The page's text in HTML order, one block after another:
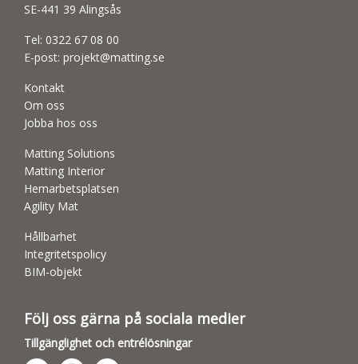
SE-441 39 Alingsås
Tel: 0322 67 08 00
E-post: projekt@matting.se
Kontakt
Om oss
Jobba hos oss
Matting Solutions
Matting Interior
Hemarbetsplatsen
Agility Mat
Hållbarhet
Integritetspolicy
BIM-objekt
Följ oss gärna på sociala medier
Tillgänglighet och entrélösningar